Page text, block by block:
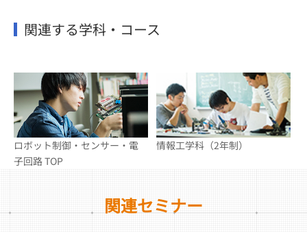
関連する学科・コース
ロボット制御・センサー・電
子回路 TOP
情報工学科（2年制）
関連セミナー